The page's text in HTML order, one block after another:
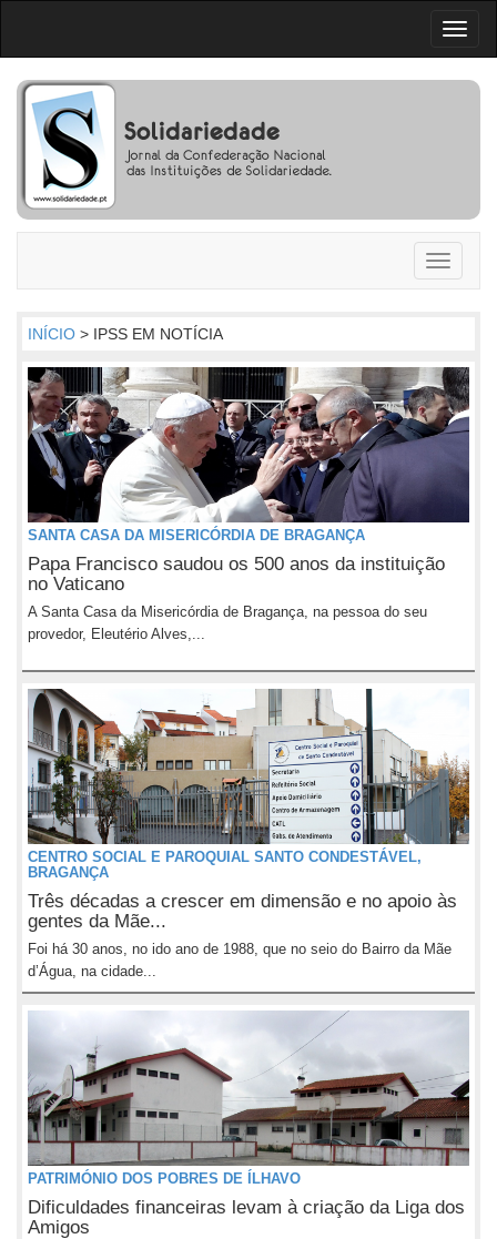
Toggle
INÍCIO > IPSS EM NOTÍCIA
SANTA CASA DA MISERICÓRDIA DE BRAGANÇA
Papa Francisco saudou os 500 anos da instituição
no Vaticano
A Santa Casa da Misericórdia de Bragança, na pessoa do seu
provedor, Eleutério Alves,...
CENTRO SOCIAL E PAROQUIAL SANTO CONDESTÁVEL,
BRAGANÇA
Três décadas a crescer em dimensão e no apoio às
gentes da Mãe...
Foi há 30 anos, no ido ano de 1988, que no seio do Bairro da Mãe
d’Água, na cidade...
PATRIMÓNIO DOS POBRES DE ÍLHAVO
Dificuldades financeiras levam à criação da Liga dos
Amigos